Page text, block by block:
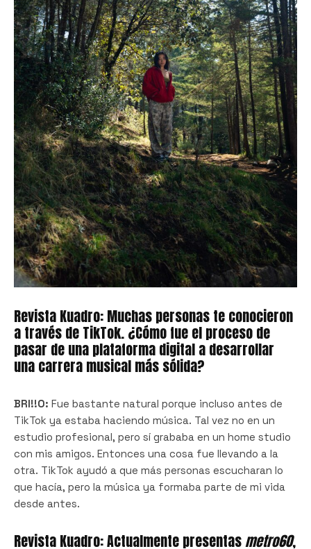
Revista Kuadro: Muchas personas te conocieron
a través de TikTok. ¿Cómo fue el proceso de
pasar de una plataforma digital a desarrollar
una carrera musical más sólida?
BRI!!O: Fue bastante natural porque incluso antes de
TikTok ya estaba haciendo música. Tal vez no en un
estudio profesional, pero sí grababa en un home studio
con mis amigos. Entonces una cosa fue llevando a la
otra. TikTok ayudó a que más personas escucharan lo
que hacía, pero la música ya formaba parte de mi vida
desde antes.
Revista Kuadro: Actualmente presentasmetro60,